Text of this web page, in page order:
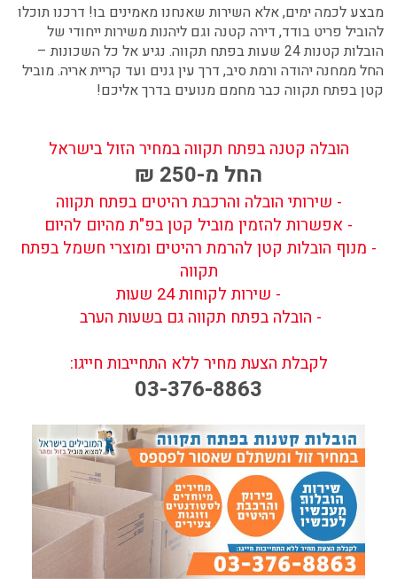
מבצע לכמה ימים, אלא השירות שאנחנו מאמינים בו! דרכנו תוכלו
להוביל פריט בודד, דירה קטנה וגם ליהנות משירות ייחודי של
הובלות קטנות 24 שעות בפתח תקווה
. נגיע אל כל השכונות –
החל ממחנה יהודה ורמת סיב, דרך עין גנים ועד קריית אריה. מוביל
קטן בפתח תקווה כבר מחמם מנועים בדרך אליכם!
הובלה קטנה בפתח תקווה במחיר הזול בישראל
החל מ-250 ₪
- שירותי הובלה והרכבת רהיטים בפתח תקווה
- אפשרות להזמין מוביל קטן בפ"ת מהיום להיום
- מנוף הובלות קטן להרמת רהיטים ומוצרי חשמל בפתח
תקווה
- שירות לקוחות 24 שעות
- הובלה בפתח תקווה גם בשעות הערב
לקבלת הצעת מחיר ללא התחייבות חייגו:
03-376-8863